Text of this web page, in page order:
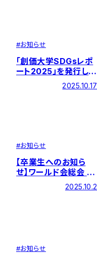
#お知らせ
「創価大学SDGsレポ
ート2025」を発行しま
2025.10.17
#お知らせ
【卒業生へのお知ら
せ】ワールド会総会 開
2025.10.2
#お知らせ